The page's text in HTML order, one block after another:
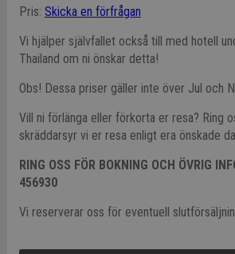
Pris: Skicka en förfrågan
Vi hjälper självfallet också till med hotell
Thailand om ni önskar detta!
Obs! Dessa priser gäller inte över Jul och
Vill ni förlänga eller förkorta er resa? Ring
skräddarsyr vi er resa enligt era önskade
RING OSS FÖR BOKNING OCH ÖVRIG
456930
Vi reserverar oss för eventuell